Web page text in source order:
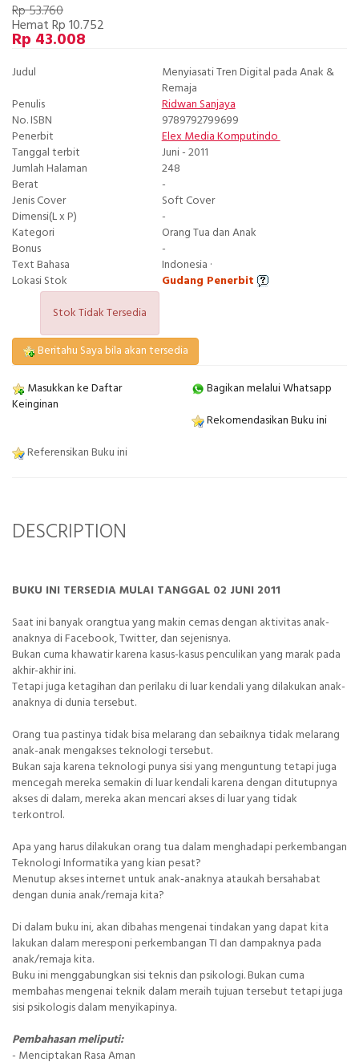
Rp 53.760
Hemat Rp 10.752
Rp 43.008
Judul
Menyiasati Tren Digital pada Anak &
Remaja
Penulis
Ridwan Sanjaya
No. ISBN
9789792799699
Penerbit
Elex Media Komputindo
Tanggal terbit
Juni - 2011
Jumlah Halaman
248
Berat
-
Jenis Cover
Soft Cover
Dimensi(L x P)
-
Kategori
Orang Tua dan Anak
Bonus
-
Text Bahasa
Indonesia ·
Lokasi Stok
Gudang Penerbit
Stok Tidak Tersedia
Beritahu Saya bila akan tersedia
Masukkan ke Daftar
Keinginan
Bagikan melalui Whatsapp
Rekomendasikan Buku ini
Referensikan Buku ini
DESCRIPTION
BUKU INI TERSEDIA MULAI TANGGAL 02 JUNI 2011
Saat ini banyak orangtua yang makin cemas dengan aktivitas anak-
anaknya di Facebook, Twitter, dan sejenisnya.
Bukan cuma khawatir karena kasus-kasus penculikan yang marak pada
akhir-akhir ini.
Tetapi juga ketagihan dan perilaku di luar kendali yang dilakukan anak-
anaknya di dunia tersebut.
Orang tua pastinya tidak bisa melarang dan sebaiknya tidak melarang
anak-anak mengakses teknologi tersebut.
Bukan saja karena teknologi punya sisi yang menguntung tetapi juga
mencegah mereka semakin di luar kendali karena dengan ditutupnya
akses di dalam, mereka akan mencari akses di luar yang tidak
terkontrol.
Apa yang harus dilakukan orang tua dalam menghadapi perkembangan
Teknologi Informatika yang kian pesat?
Menutup akses internet untuk anak-anaknya ataukah bersahabat
dengan dunia anak/remaja kita?
Di dalam buku ini, akan dibahas mengenai tindakan yang dapat kita
lakukan dalam meresponi perkembangan TI dan dampaknya pada
anak/remaja kita.
Buku ini menggabungkan sisi teknis dan psikologi. Bukan cuma
membahas mengenai teknik dalam meraih tujuan tersebut tetapi juga
sisi psikologis dalam menyikapinya.
Pembahasan meliputi:
- Menciptakan Rasa Aman